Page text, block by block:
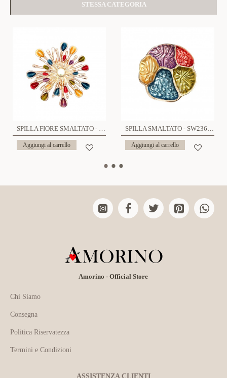
STESSA CATEGORIA
SPILLA FIORE SMALTATO - SW2368E884
Aggiungi al carrello
SPILLA SMALTATO - SW2364E906
Aggiungi al carrello
Amorino - Official Store
Chi Siamo
Consegna
Politica Riservatezza
Termini e Condizioni
ASSISTENZA CLIENTI